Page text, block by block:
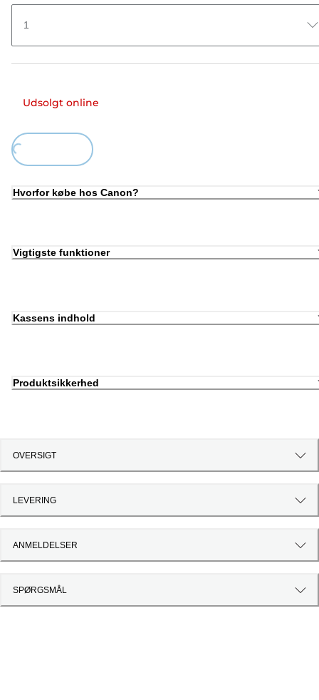
1
Udsolgt online
Hvorfor købe hos Canon?
Vigtigste funktioner
Kassens indhold
Produktsikkerhed
OVERSIGT
LEVERING
ANMELDELSER
SPØRGSMÅL